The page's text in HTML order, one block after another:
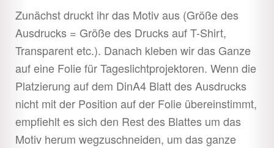
Zunächst druckt ihr das Motiv aus (Größe des
Ausdrucks = Größe des Drucks auf T-Shirt,
Transparent etc.). Danach kleben wir das Ganze
auf eine Folie für Tageslichtprojektoren. Wenn die
Platzierung auf dem DinA4 Blatt des Ausdrucks
nicht mit der Position auf der Folie übereinstimmt,
empfiehlt es sich den Rest des Blattes um das
Motiv herum wegzuschneiden, um das ganze